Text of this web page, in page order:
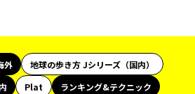
外
地球の歩き方 Jシリーズ（国内）
Plat
ランキング&テクニック